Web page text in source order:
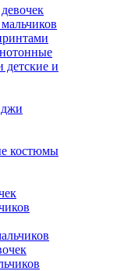
детские и
костюмы